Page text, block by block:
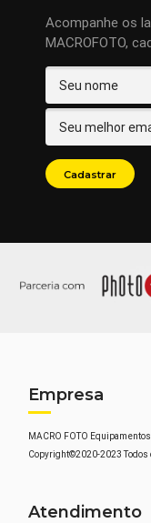
Acompanhe os
MACROFOTO,
Empresa
MACRO FOTO
Copyright©2020-2023
Atendimento